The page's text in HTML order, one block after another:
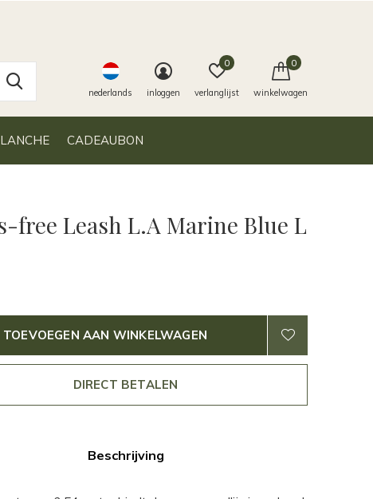
CADEAUBON
nederlands inloggen verlanglijst
0
winkelwagen
0
free Leash L.A Marine Blue L
TOEVOEGEN AAN WINKELWAGEN
DIRECT BETALEN
Beschrijving